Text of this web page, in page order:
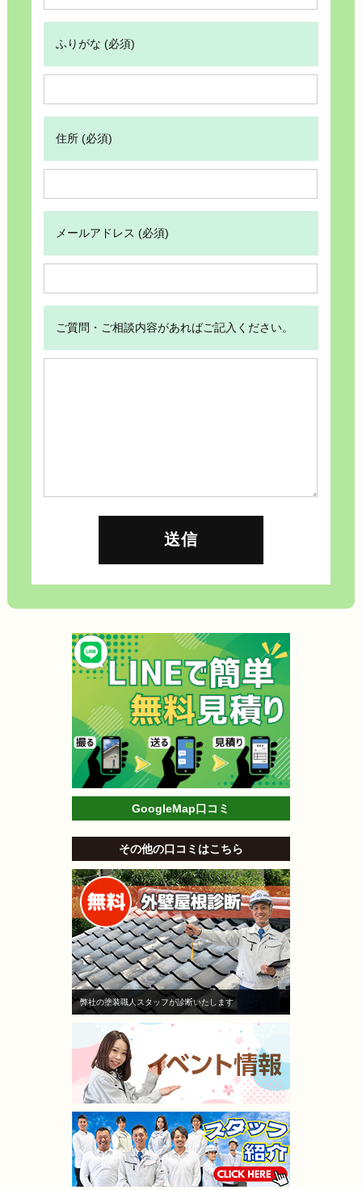
ふりがな (必須)
住所 (必須)
メールアドレス (必須)
ご質問・ご相談内容があればご記入ください。
GoogleMap口コミ
その他の口コミはこちら
弊社の塗装職人スタッフが診断いたします